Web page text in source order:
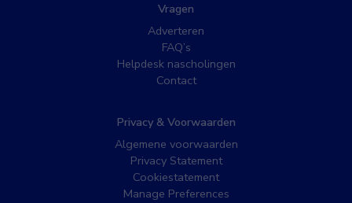
Vragen
Adverteren
FAQ’s
Helpdesk nascholingen
Contact
Privacy & Voorwaarden
Algemene voorwaarden
Privacy Statement
Cookiestatement
Manage Preferences